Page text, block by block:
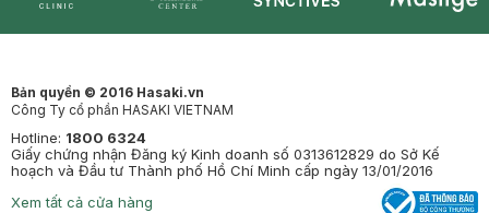
Bản quyền © 2016 Hasaki.vn
Công Ty cổ phần HASAKI VIETNAM
Hotline: 1800 6324
Giấy chứng nhận Đăng ký Kinh doanh số 0313612829 do Sở Kế
hoạch và Đầu tư Thành phố Hồ Chí Minh cấp ngày 13/01/2016
Xem tất cả cửa hàng